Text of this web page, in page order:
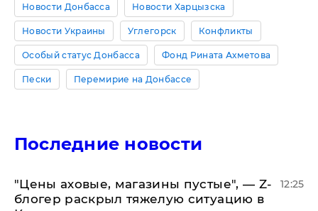
Новости Донбасса Новости Харцызска
Новости Украины Углегорск Конфликты
Особый статус Донбасса Фонд Рината Ахметова
Пески Перемирие на Донбассе
Последние новости
​"Цены аховые, магазины пустые", — Z-
блогер раскрыл тяжелую ситуацию в
12:25